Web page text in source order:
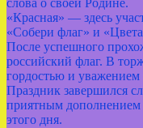
слова о своей Родине.
«Красная» — здесь
«Собери флаг» и
После успешного
российский флаг. В
гордостью и
Праздник завершился
приятным
этого дня.